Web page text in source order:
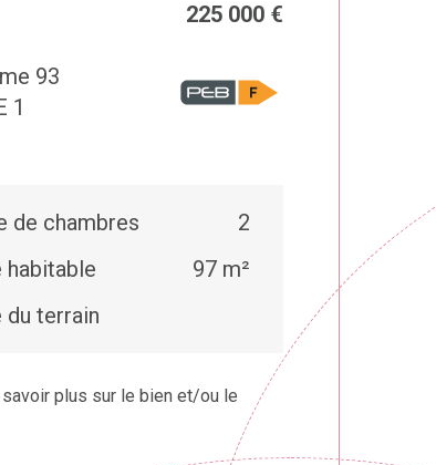
225 000 €
93
1
de chambres
2
habitable
97 m²
du terrain
plus sur le bien et/ou le